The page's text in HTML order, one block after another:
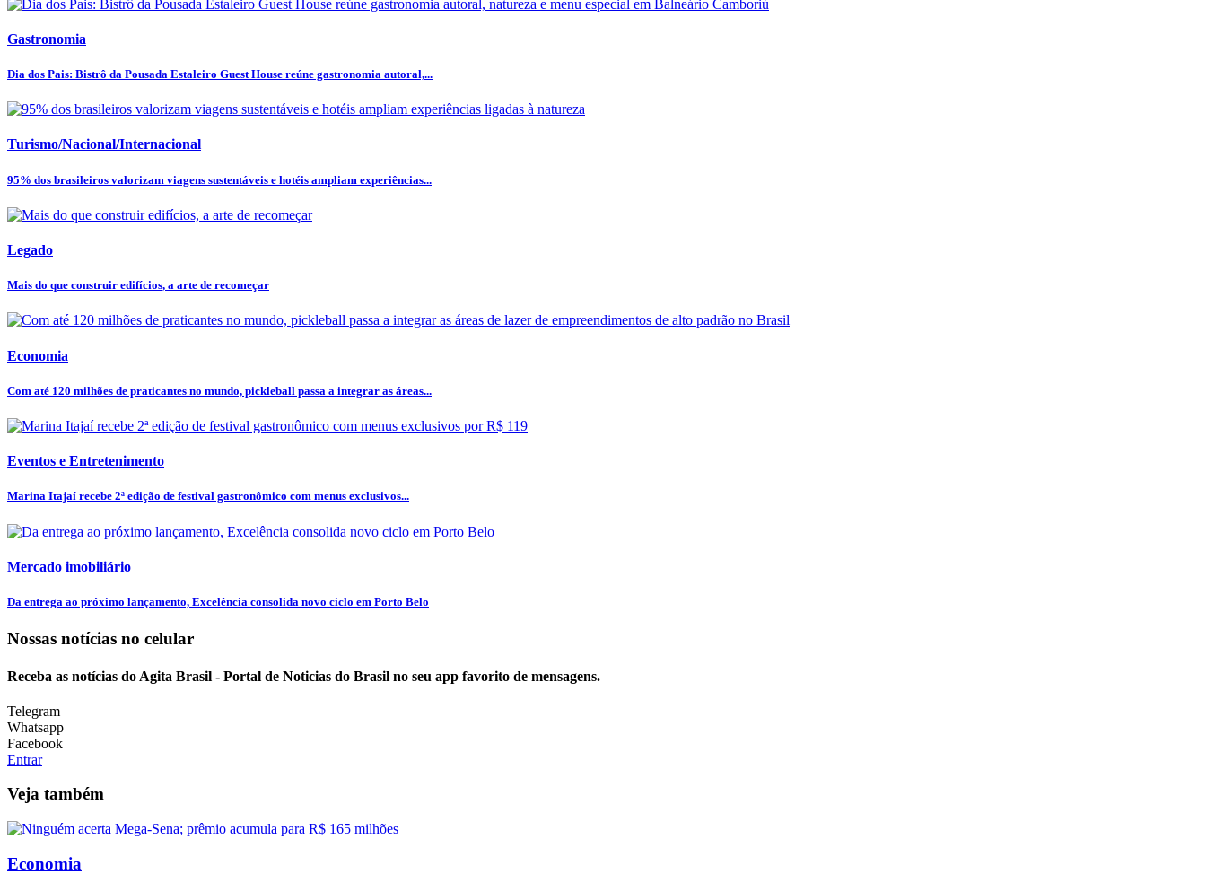
Gastronomia
Dia dos Pais: Bistrô da Pousada Estaleiro Guest House reúne gastronomia autoral,...
Turismo/Nacional/Internacional
95% dos brasileiros valorizam viagens sustentáveis e hotéis ampliam experiências...
Legado
Mais do que construir edifícios, a arte de recomeçar
Economia
Com até 120 milhões de praticantes no mundo, pickleball passa a integrar as áreas...
Eventos e Entretenimento
Marina Itajaí recebe 2ª edição de festival gastronômico com menus exclusivos...
Mercado imobiliário
Da entrega ao próximo lançamento, Excelência consolida novo ciclo em Porto Belo
Nossas notícias no celular
Receba as notícias do Agita Brasil - Portal de Noticias do Brasil no seu app favorito de mensagens.
Telegram
Whatsapp
Facebook
Entrar
Veja também
Economia